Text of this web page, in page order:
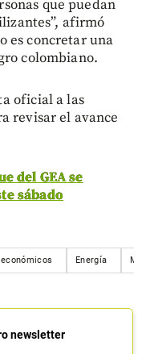
que puedan
afirmó
es concretar una
colombiano.
oficial a las
revisar el avance
del GEA se
sábado
Energía
newsletter